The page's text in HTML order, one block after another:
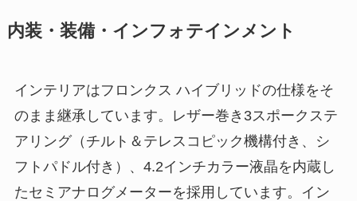
内装・装備・インフォテインメント
インテリアはフロンクス ハイブリッドの仕様をそ
のまま継承しています。レザー巻き3スポークステ
アリング（チルト＆テレスコピック機構付き、シ
フトパドル付き）、4.2インチカラー液晶を内蔵し
たセミアナログメーターを採用しています。イン